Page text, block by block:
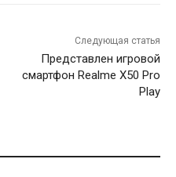
Следующая статья
Представлен игровой
смартфон Realme X50 Pro
Play